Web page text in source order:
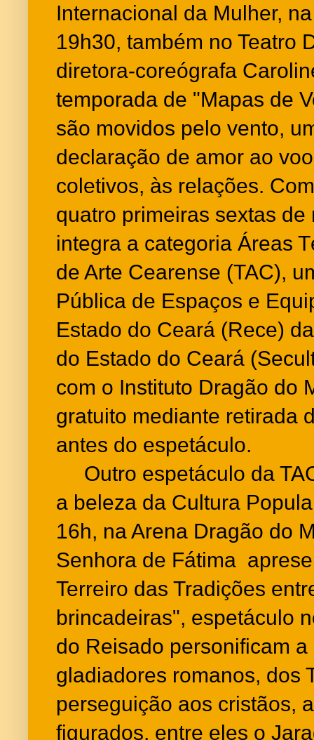
Internacional da Mulher,
19h30, também no Teatro
diretora-coreógrafa
temporada de "Mapas de
são movidos pelo vento,
declaração de amor ao
coletivos, às relações.
quatro primeiras sextas
integra a categoria Áreas
de Arte Cearense (TAC),
Pública de Espaços e
Estado do Ceará (Rece)
do Estado do Ceará
com o Instituto Dragão do
gratuito mediante retirada
antes do espetáculo.
Outro espetáculo da
a beleza da Cultura
16h, na Arena Dragão do
Senhora de Fátima
Terreiro das Tradições
brincadeiras", espetáculo
do Reisado personificam
gladiadores romanos, dos
perseguição aos cristãos,
figurados, entre eles o